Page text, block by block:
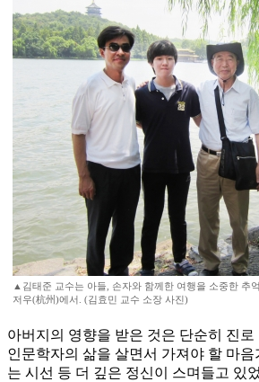
▲김태준 교수는 아들, 손자와 함께한 여행을 소중한 추
저우(杭州)에서. (김효민 교수 소장 사진)
아버지의 영향을 받은 것은 단순히 진
인문학자의 삶을 살면서 가져야 할 마
는 시선 등 더 깊은 정신이 스며들고 있